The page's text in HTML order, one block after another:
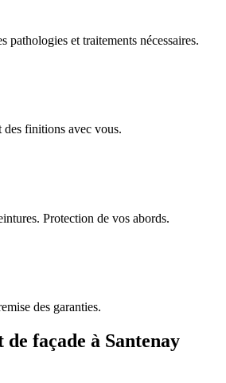
pathologies et traitements nécessaires.
finitions avec vous.
Protection de vos abords.
des garanties.
façade à Santenay